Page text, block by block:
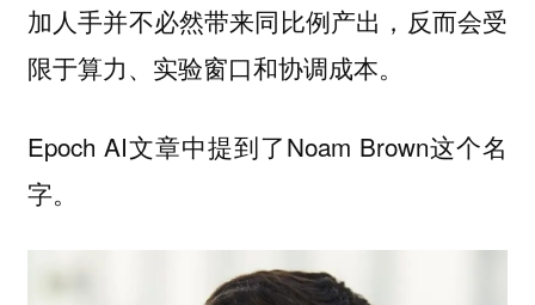
加人手并不必然带来同比例产出，反而会受
限于算力、实验窗口和协调成本。
Epoch AI文章中提到了Noam Brown这个名
字。